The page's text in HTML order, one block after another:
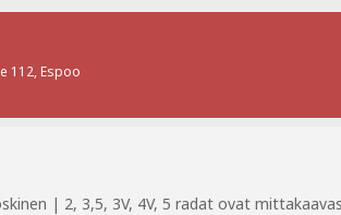
112, Espoo
| 2, 3,5, 3V, 4V, 5 radat ovat